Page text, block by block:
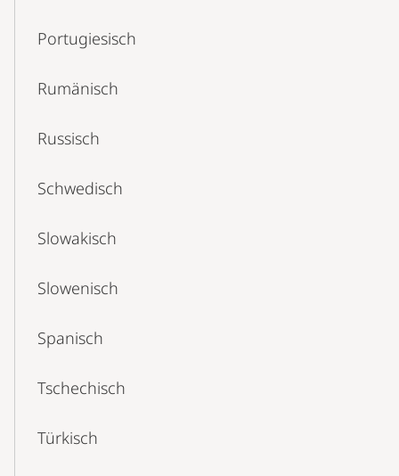
Portugiesisch
Rumänisch
Russisch
Schwedisch
Slowakisch
Slowenisch
Spanisch
Tschechisch
Türkisch